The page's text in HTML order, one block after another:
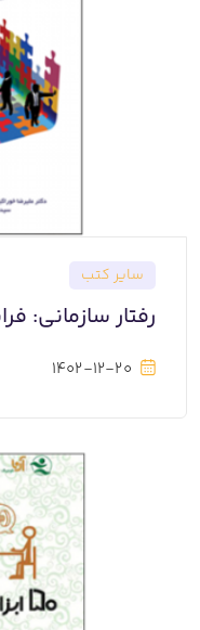
سایر کتب
رفتار سازمانی:
1402-12-20